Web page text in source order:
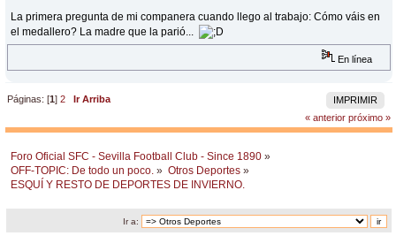
La primera pregunta de mi companera cuando llego al trabajo: Cómo váis en
el medallero? La madre que la parió...
En línea
IMPRIMIR
Páginas: [1]2
Ir Arriba
« anterior próximo »
Foro Oficial SFC - Sevilla Football Club - Since 1890 »
OFF-TOPIC: De todo un poco. » Otros Deportes »
ESQUÍ Y RESTO DE DEPORTES DE INVIERNO.
Ir a: